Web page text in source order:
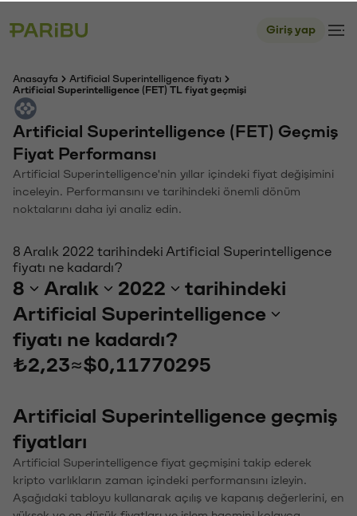
Giriş yap
Anasayfa
Artificial Superintelligence fiyatı
Artificial Superintelligence (FET) TL fiyat geçmişi
Artificial Superintelligence (FET) Geçmiş
Fiyat Performansı
Artificial Superintelligence'nin yıllar içindeki fiyat değişimini
inceleyin. Performansını ve tarihindeki önemli dönüm
noktalarını daha iyi analiz edin.
8 Aralık 2022 tarihindeki Artificial Superintelligence
fiyatı ne kadardı?
8 Aralık 2022
tarihindeki
Artificial Superintelligence
fiyatı ne kadardı?
₺2,23≈$0,11770295
Artificial Superintelligence geçmiş
fiyatları
Artificial Superintelligence fiyat geçmişini takip ederek
kripto varlıkların zaman içindeki performansını izleyin.
Aşağıdaki tabloyu kullanarak açılış ve kapanış değerlerini, en